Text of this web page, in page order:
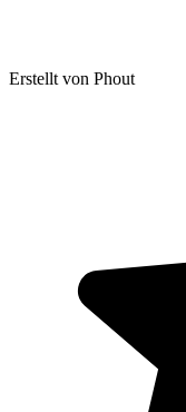
Erstellt von Phout